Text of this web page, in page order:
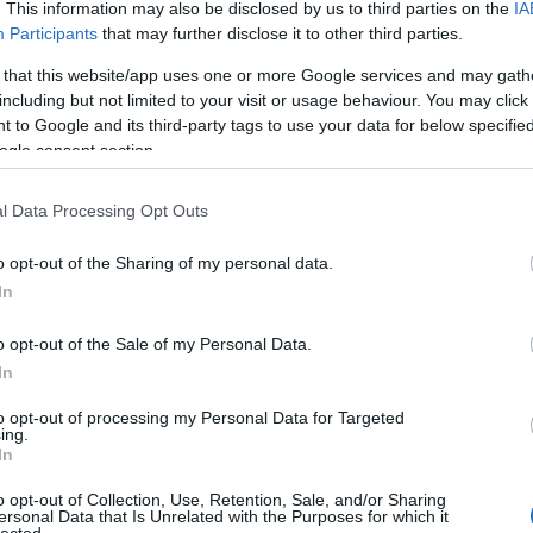
This information may also be disclosed by us to third parties on the
Participants that may further disclose it to other third parties.
that this website/app uses one or more Google services and may
but not limited to your visit or usage behaviour. You may
to Google and its third-party tags to use your data for below
consent section.
Data Processing Opt Outs
opt-out of the Sharing of my personal data.
opt-out of the Sale of my Personal Data.
opt-out of processing my Personal Data for Targeted
opt-out of Collection, Use, Retention, Sale, and/or Sharing
Data that Is Unrelated with the Purposes for which it
johnny depp brad pitt
charlize theron
david ayer
dvd (
fun(